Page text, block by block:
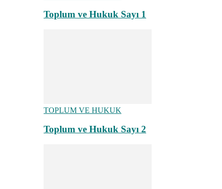
Toplum ve Hukuk Sayı 1
TOPLUM VE HUKUK
Toplum ve Hukuk Sayı 2